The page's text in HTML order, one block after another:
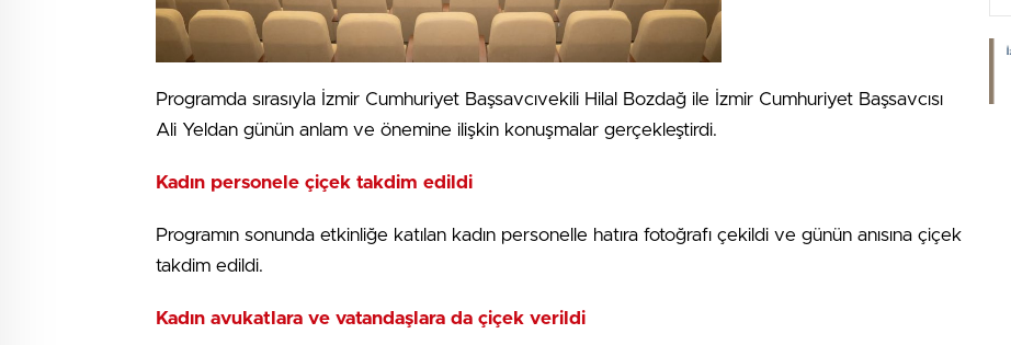
Programda sırasıyla İzmir Cumhuriyet Başsavcıvekili Hilal Bozdağ ile İzmir Cumhuriyet Başsavcısı
Ali Yeldan günün anlam ve önemine ilişkin konuşmalar gerçekleştirdi.
Kadın personele çiçek takdim edildi
Programın sonunda etkinliğe katılan kadın personelle hatıra fotoğrafı çekildi ve günün anısına çiçek
takdim edildi.
Kadın avukatlara ve vatandaşlara da çiçek verildi